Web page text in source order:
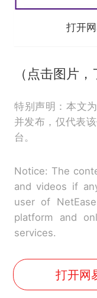
打开
（点击图片
特别声明：本文
并发布，仅代表
台。
Notice: The
and videos if
user of
platform and
services.
打开网